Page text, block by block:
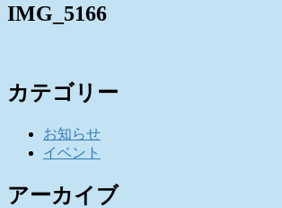
IMG_5166
カテゴリー
お知らせ
イベント
アーカイブ